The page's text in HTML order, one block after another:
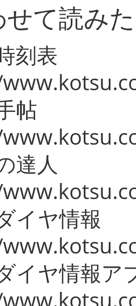
せて読み
刻表
帖
達人
イヤ情報
イヤ情報ア